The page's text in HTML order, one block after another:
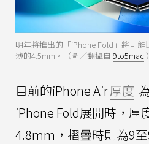
明年將推出的「iPhone Fold」將可
薄的4.5mm。（圖／翻攝自 9to5mac ）
目前的iPhone Air厚度
iPhone Fold展開時，厚
4.8mm，摺疊時則為9